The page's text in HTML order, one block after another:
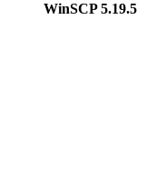
WinSCP 5.19.5